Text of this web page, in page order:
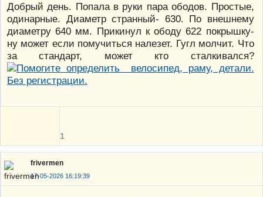
Добрый день. Попала в руки пара ободов. Простые,
одинарные. Диаметр странный- 630. По внешнему
диаметру 640 мм. Прикинул к ободу 622 покрышку-
ну может если помучиться налезет. Гугл молчит. Что
за стандарт, может кто сталкивался?
1
frivermen
17-05-2026 16:19:39